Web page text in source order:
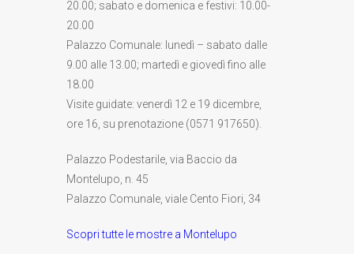
20.00; sabato e domenica e festivi: 10.00-
20.00
Palazzo Comunale: lunedì – sabato dalle
9.00 alle 13.00; martedì e giovedì fino alle
18.00
Visite guidate: venerdì 12 e 19 dicembre,
ore 16, su prenotazione (0571 917650).
Palazzo Podestarile, via Baccio da
Montelupo, n. 45
Palazzo Comunale, viale Cento Fiori, 34
Scopri tutte le mostre a Montelupo